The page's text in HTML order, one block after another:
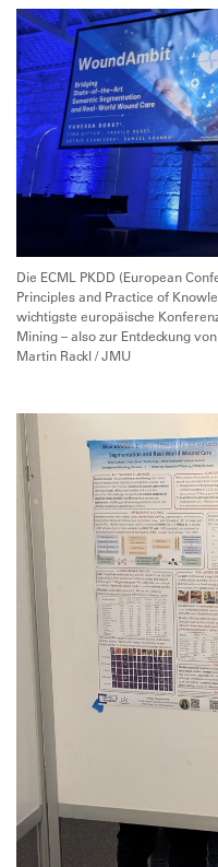
Die ECML PKDD (European
Principles and Practice of
wichtigste europäische
Mining – also zur Entdeckung
Martin Rackl / JMU